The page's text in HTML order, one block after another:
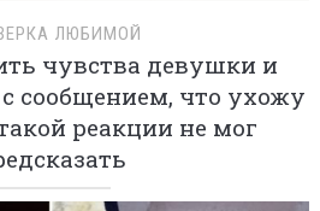
ЛЮБИМОЙ
чувства девушки и
сообщением, что ухожу
реакции не мог